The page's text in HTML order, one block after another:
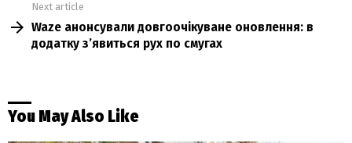
Next article
Waze анонсували довгоочікуване оновлення: в
додатку з’явиться рух по смугах
You May Also Like